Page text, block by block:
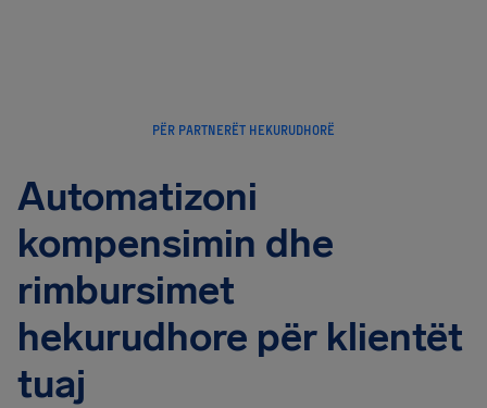
PËR PARTNERËT HEKURUDHORË
Automatizoni
kompensimin dhe
rimbursimet
hekurudhore për klientët
tuaj